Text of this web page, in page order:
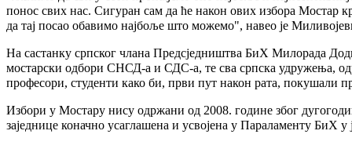
понос свих нас. Сигуран сам да ће након ових избора Мостар
да тај посао обавимо најбоље што можемо", навео је
На састанку српског члана Предсједништва БиХ Милорада
мостарски одбори СНСД-а и СДС-а, те сва српска удружења,
професори, студенти како би, први пут након рата, покушали
Избори у Мостару нису одржани од 2008. године због
заједнице коначно усаглашена и усвојена у Параламенту БиХ у